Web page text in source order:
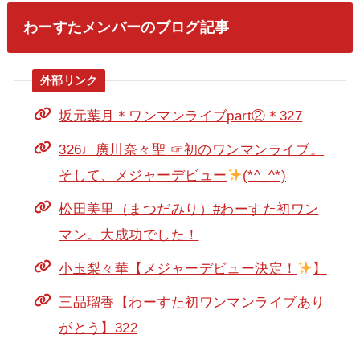
わーすたメンバーのブログ記事
坂元葉月＊ワンマンライブpart②＊327
326♩廣川奈々聖 ☞初のワンマンライブ。
そして、メジャーデビュー
(*^_^*)
松田美里（まつだみり）#わーすた初ワン
マン。大成功でした！
小玉梨々華【メジャーデビュー決定！ 】
三品瑠香【わーすた初ワンマンライブあり
がとう】322